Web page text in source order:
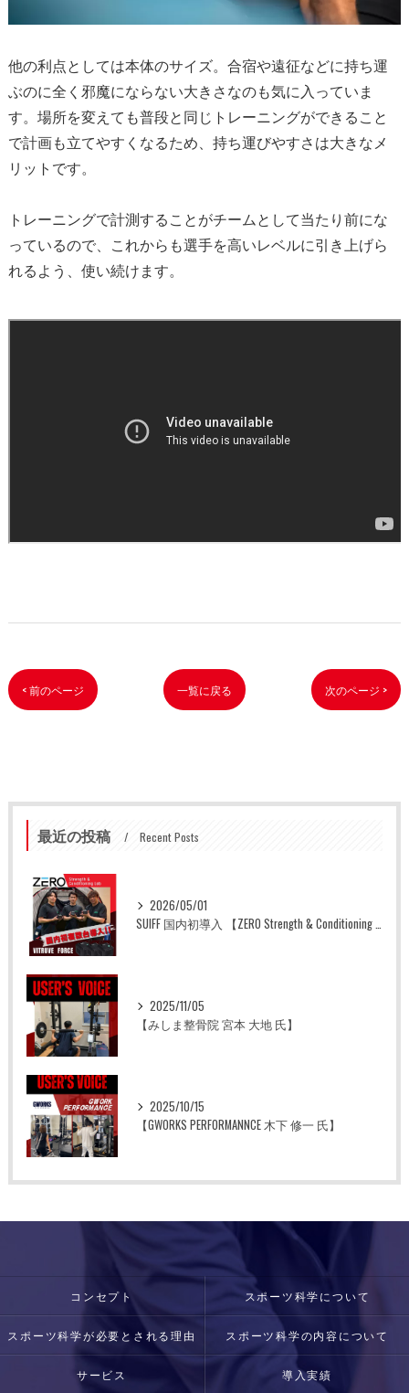
他の利点としては本体のサイズ。 合宿や遠征などに持ち運
ぶのに全く邪魔にならない大きさなのも気に入っていま
す。 場所を変えても普段と同じトレーニングができること
で計画も立てやすくなるため、持ち運びやすさは大きなメ
リットです。
トレーニングで計測することがチームとして当たり前にな
っているので、これからも選手を高いレベルに引き上げら
れるよう、 使い続けます。
< 前のページ 一覧に戻る 次のページ >
最近の投稿 Recent Posts
2026/05/01
SUIFF 国内初導入 【ZERO Strength & Conditioning Lab】
2025/11/05
【みしま整骨院 宮本 大地 氏】
2025/10/15
【GWORKS PERFORMANNCE 木下 修一 氏】
コンセプト スポーツ科学について
スポーツ科学が必要とされる理由 スポーツ科学の内容について
サービス 導入実績